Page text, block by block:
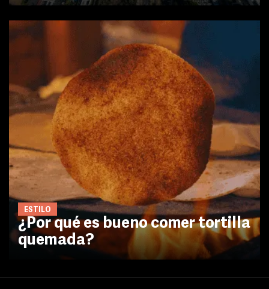
ESTILO
¿Por qué es bueno comer tortilla
quemada?